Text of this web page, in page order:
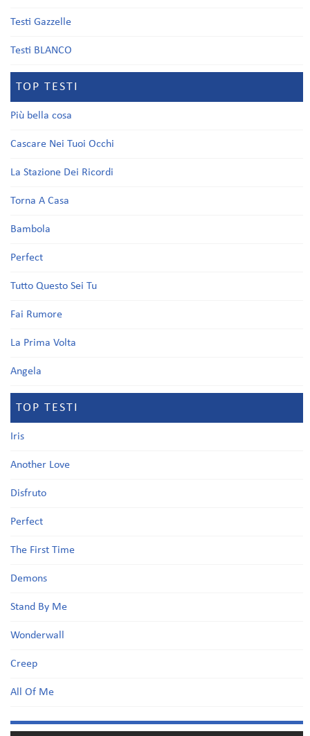
Testi Gazzelle
Testi BLANCO
TOP TESTI
Più bella cosa
Cascare Nei Tuoi Occhi
La Stazione Dei Ricordi
Torna A Casa
Bambola
Perfect
Tutto Questo Sei Tu
Fai Rumore
La Prima Volta
Angela
TOP TESTI
Iris
Another Love
Disfruto
Perfect
The First Time
Demons
Stand By Me
Wonderwall
Creep
All Of Me